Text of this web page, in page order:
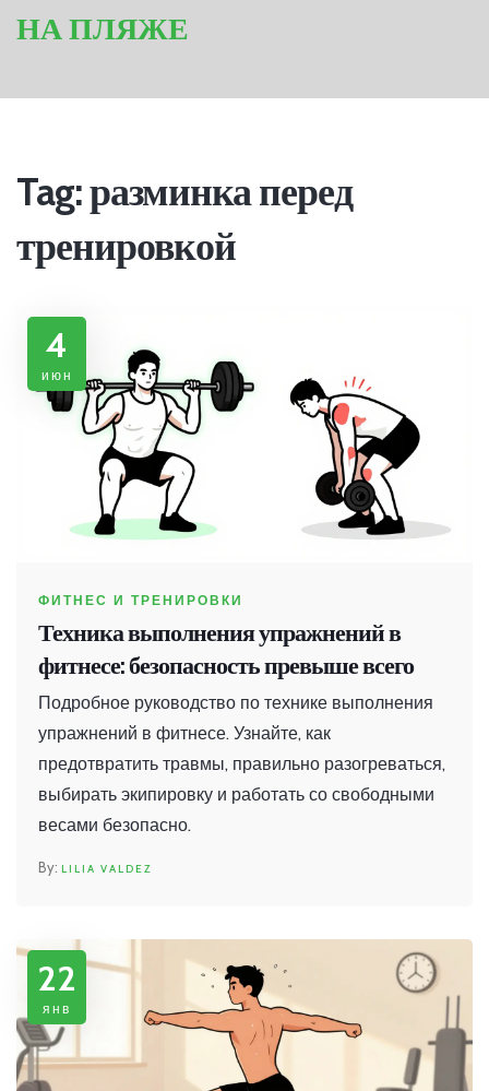
НА ПЛЯЖЕ
Tag: разминка перед
тренировкой
4
июн
ФИТНЕС И ТРЕНИРОВКИ
Техника выполнения упражнений в
фитнесе: безопасность превыше всего
Подробное руководство по технике выполнения
упражнений в фитнесе. Узнайте, как
предотвратить травмы, правильно разогреваться,
выбирать экипировку и работать со свободными
весами безопасно.
LILIA VALDEZ
22
янв